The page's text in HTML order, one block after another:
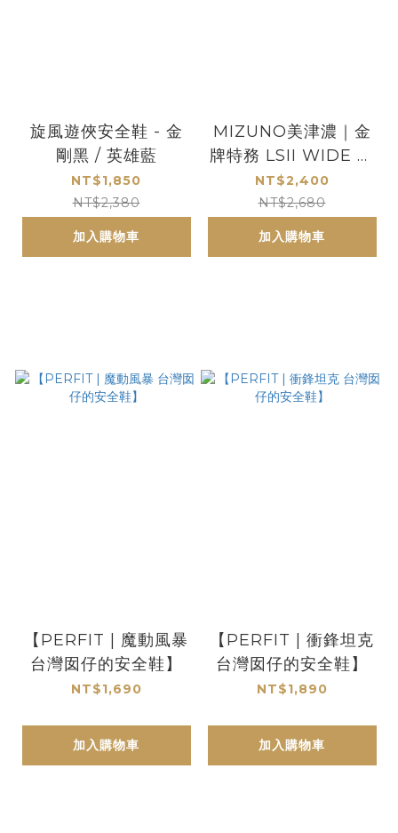
旋風遊俠安全鞋 - 金
剛黑 / 英雄藍
NT$1,850
NT$2,380
加入購物車
MIZUNO美津濃｜金
牌特務 LSII WIDE 全
能防護鞋
NT$2,400
NT$2,680
加入購物車
【PERFIT | 魔動風暴
台灣囡仔的安全鞋】
NT$1,690
加入購物車
【PERFIT | 衝鋒坦克
台灣囡仔的安全鞋】
NT$1,890
加入購物車